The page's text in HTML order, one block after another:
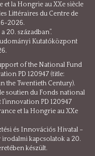
et la Hongrie au XXe siècle
Littéraires du Centre de
2026.
20. században”.
Kutatóközpont
of the National Fund
PD 120947 (title:
the Twentieth Century).
le soutien du Fonds national
PD 120947
et la Hongrie au XXe
és Innovációs Hivatal –
irodalmi kapcsolatok a 20.
készült.